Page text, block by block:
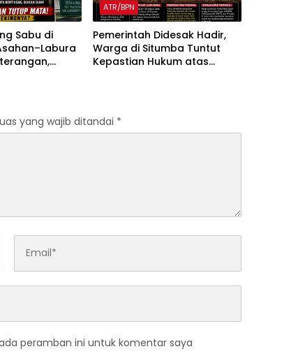
Sabu di
ATR/BPN
Pemerintah Didesak Hadir,
Warga di Situmba Tuntut
Kepastian Hukum atas
yang wajib ditandai *
peramban ini untuk komentar saya